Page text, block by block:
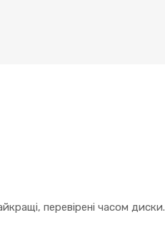
перевірені часом диски.